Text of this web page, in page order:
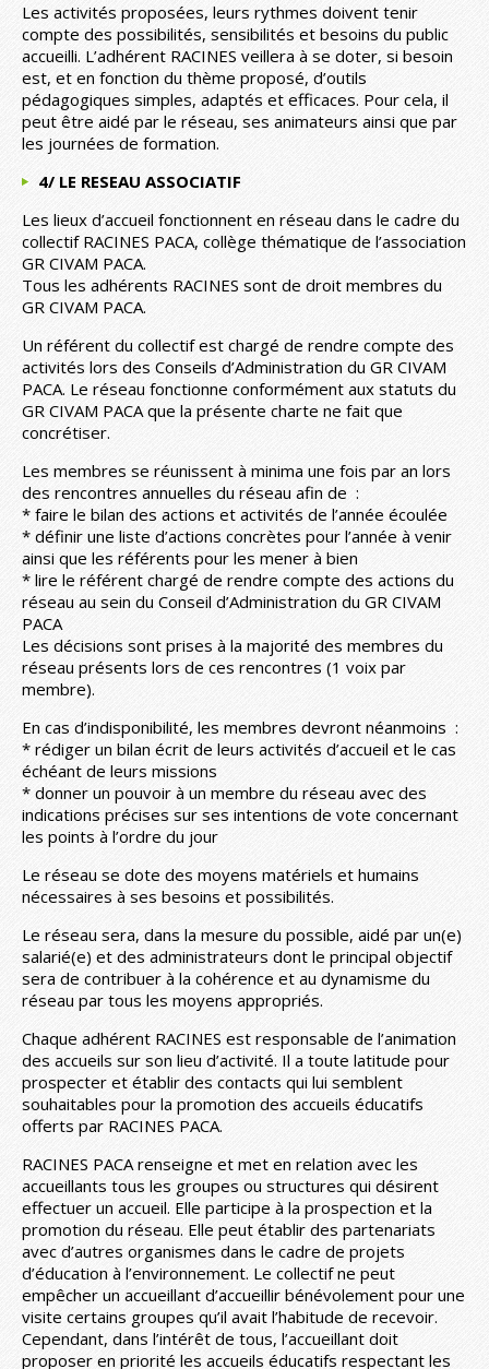
Les activités proposées, leurs rythmes doivent tenir
compte des possibilités, sensibilités et besoins du public
accueilli. L’adhérent RACINES veillera à se doter, si besoin
est, et en fonction du thème proposé, d’outils
pédagogiques simples, adaptés et efficaces. Pour cela, il
peut être aidé par le réseau, ses animateurs ainsi que par
les journées de formation.
4/ LE RESEAU ASSOCIATIF
Les lieux d’accueil fonctionnent en réseau dans le cadre du
collectif RACINES PACA, collège thématique de l’association
GR CIVAM PACA.
Tous les adhérents RACINES sont de droit membres du
GR CIVAM PACA.
Un référent du collectif est chargé de rendre compte des
activités lors des Conseils d’Administration du GR CIVAM
PACA. Le réseau fonctionne conformément aux statuts du
GR CIVAM PACA que la présente charte ne fait que
concrétiser.
Les membres se réunissent à minima une fois par an lors
des rencontres annuelles du réseau afin de :
* faire le bilan des actions et activités de l’année écoulée
* définir une liste d’actions concrètes pour l’année à venir
ainsi que les référents pour les mener à bien
* lire le référent chargé de rendre compte des actions du
réseau au sein du Conseil d’Administration du GR CIVAM
PACA
Les décisions sont prises à la majorité des membres du
réseau présents lors de ces rencontres (1 voix par
membre).
En cas d’indisponibilité, les membres devront néanmoins :
* rédiger un bilan écrit de leurs activités d’accueil et le cas
échéant de leurs missions
* donner un pouvoir à un membre du réseau avec des
indications précises sur ses intentions de vote concernant
les points à l’ordre du jour
Le réseau se dote des moyens matériels et humains
nécessaires à ses besoins et possibilités.
Le réseau sera, dans la mesure du possible, aidé par un(e)
salarié(e) et des administrateurs dont le principal objectif
sera de contribuer à la cohérence et au dynamisme du
réseau par tous les moyens appropriés.
Chaque adhérent RACINES est responsable de l’animation
des accueils sur son lieu d’activité. Il a toute latitude pour
prospecter et établir des contacts qui lui semblent
souhaitables pour la promotion des accueils éducatifs
offerts par RACINES PACA.
RACINES PACA renseigne et met en relation avec les
accueillants tous les groupes ou structures qui désirent
effectuer un accueil. Elle participe à la prospection et la
promotion du réseau. Elle peut établir des partenariats
avec d’autres organismes dans le cadre de projets
d’éducation à l’environnement. Le collectif ne peut
empêcher un accueillant d’accueillir bénévolement pour une
visite certains groupes qu’il avait l’habitude de recevoir.
Cependant, dans l’intérêt de tous, l’accueillant doit
proposer en priorité les accueils éducatifs respectant les